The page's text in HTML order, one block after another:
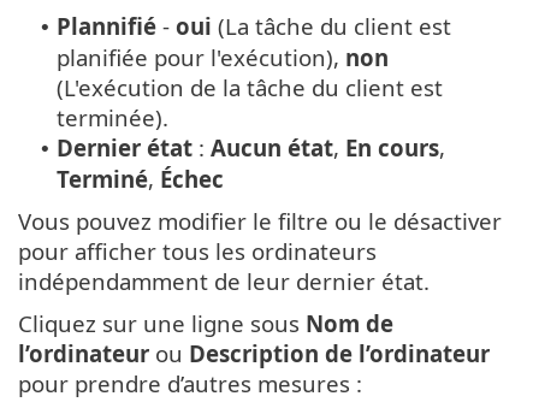
• Plannifié - oui (La tâche du client est
planifiée pour l'exécution), non
(L'exécution de la tâche du client est
terminée).
• Dernier état : Aucun état, En cours,
Terminé, Échec
Vous pouvez modifier le filtre ou le désactiver
pour afficher tous les ordinateurs
indépendamment de leur dernier état.
Cliquez sur une ligne sous Nom de
l’ordinateur ou Description de l’ordinateur
pour prendre d’autres mesures :